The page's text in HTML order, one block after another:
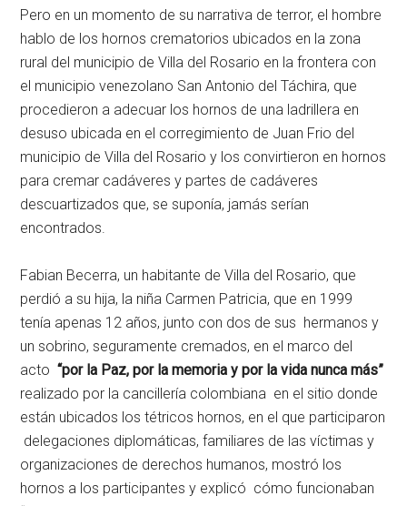
Pero en un momento de su narrativa de terror, el hombre
hablo de los hornos crematorios ubicados en la zona
rural del municipio de Villa del Rosario en la frontera con
el municipio venezolano San Antonio del Táchira, que
procedieron a adecuar los hornos de una ladrillera en
desuso ubicada en el corregimiento de Juan Frio del
municipio de Villa del Rosario y los convirtieron en hornos
para cremar cadáveres y partes de cadáveres
descuartizados que, se suponía, jamás serían
encontrados.
Fabian Becerra, un habitante de Villa del Rosario, que
perdió a su hija, la niña Carmen Patricia, que en 1999
tenía apenas 12 años, junto con dos de sus hermanos y
un sobrino, seguramente cremados, en el marco del
acto“por la Paz, por la memoria y por la vida nunca más”
realizado por la cancillería colombiana en el sitio donde
están ubicados los tétricos hornos, en el que participaron
delegaciones diplomáticas, familiares de las víctimas y
organizaciones de derechos humanos, mostró los
hornos a los participantes y explicó cómo funcionaban